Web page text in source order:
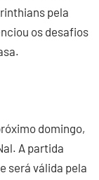
pela
os desafios
domingo,
A partida
será válida pela